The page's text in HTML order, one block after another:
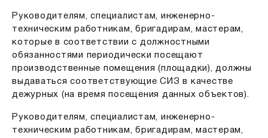
Руководителям, специалистам, инженерно-
техническим работникам, бригадирам, мастерам,
которые в соответствии с должностными
обязанностями периодически посещают
производственные помещения (площадки), должны
выдаваться соответствующие СИЗ в качестве
дежурных (на время посещения данных объектов).
Руководителям, специалистам, инженерно-
техническим работникам, бригадирам, мастерам,